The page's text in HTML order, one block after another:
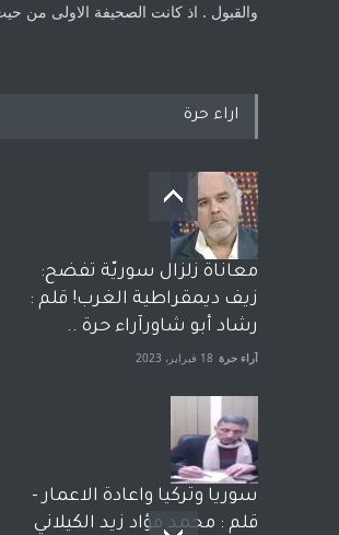
والقبول . اذ كانت ‏الصحيفة الاولى من
اراء حرة
معاناة زلزال سوريّة تفضح:
زيف ديمقراطية الغرب! قلم :
رشاد أبو شاورآراء حرة ..
آراء حرة 18 فبراير، 2023
سوريا وتركيا واعادة الاعمار -
قلم : محمد فؤاد زيد الكيلاني